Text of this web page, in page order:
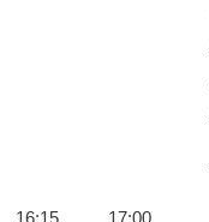
16:15 17:00